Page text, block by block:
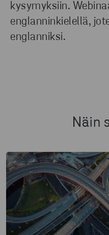
kysymyksiin.
englanninkielellä,
englanniksi.
Näin